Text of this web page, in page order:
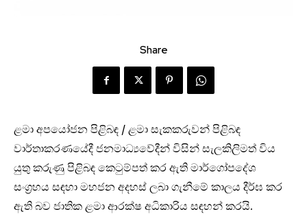
Share
ළමා අපයෝජන පිළිබඳ / ළමා සැකකරුවන් පිළිබඳ
වාර්තාකරණයේදී ජනමාධ්‍යවේදීන් විසින් සැලකිලිමත් විය
යුතු කරුණු පිළිබඳ කෙටුම්පත් කර ඇති මාර්ගෝපදේශ
සංග‍්‍රහය සඳහා මහජන අදහස් ලබා ගැනීමේ කාලය දීර්ඝ කර
ඇති බව ජාතික ළමා ආරක්ෂ අධිකාරිය සඳහන් කරයි.